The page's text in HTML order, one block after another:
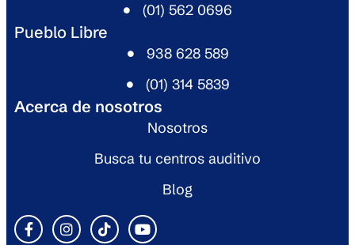
Acerca de nosotros
Nosotros
Busca tu centros auditivo
Blog
(01) 562 0696​
Pueblo Libre​
938 628 589​
(01) 314 5839​